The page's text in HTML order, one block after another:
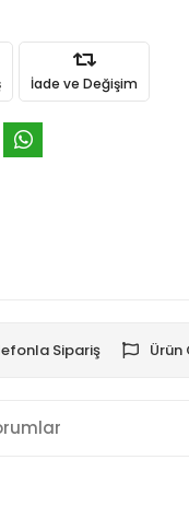
İade ve Değişim
Sipariş Ürün